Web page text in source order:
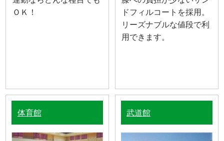
ＯＫ！
ドフィルコートを採用。
リーズナブルな値段で利
用できます。
体育館 武道館